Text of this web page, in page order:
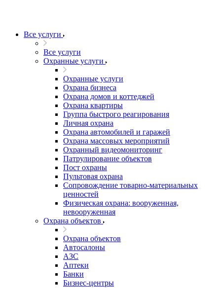
Все услуги
Все услуги
Охранные услуги
Охранные услуги
Охрана бизнеса
Охрана домов и коттеджей
Охрана квартиры
Группа быстрого реагирования
Личная охрана
Охрана автомобилей и гаражей
Охрана массовых мероприятий
Охранный видеомониторинг
Патрулирование объектов
Пост охраны
Пультовая охрана
Сопровождение товарно-материальных
ценностей
Физическая охрана: вооруженная,
невооруженная
Охрана объектов
Охрана объектов
Автосалоны
АЗС
Аптеки
Банки
Бизнес-центры